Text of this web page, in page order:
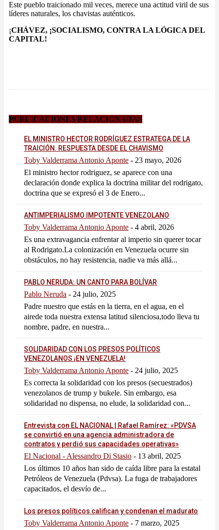
Este pueblo traicionado mil veces, merece una actitud viril de sus
líderes naturales, los chavistas auténticos.
¡CHÁVEZ, ¡SOCIALISMO, CONTRA LA LÓGICA DEL
CAPITAL!
PUBLICACIONES RELACIONADAS
EL MINISTRO HECTOR RODRÍGUEZ ESTRATEGA DE LA
TRAICIÓN. RESPUESTA DESDE EL CHAVISMO
Toby Valderrama Antonio Aponte - 23 mayo, 2026
El ministro hector rodriguez, se aparece con una
declaración donde explica la doctrina militar del rodrigato,
doctrina que se expresó el 3 de Enero...
ANTIMPERIALISMO IMPOTENTE VENEZOLANO
Toby Valderrama Antonio Aponte - 4 abril, 2026
Es una extravagancia enfrentar al imperio sin querer tocar
al Rodrigato.La colonización en Venezuela ocurre sin
obstáculos, no hay resistencia, nadie va más allá...
PABLO NERUDA: UN CANTO PARA BOLÍVAR
Pablo Neruda - 24 julio, 2025
Padre nuestro que estás en la tierra, en el agua, en el
airede toda nuestra extensa latitud silenciosa,todo lleva tu
nombre, padre, en nuestra...
SOLIDARIDAD CON LOS PRESOS POLÍTICOS
VENEZOLANOS ¡EN VENEZUELA!
Toby Valderrama Antonio Aponte - 24 julio, 2025
Es correcta la solidaridad con los presos (secuestrados)
venezolanos de trump y bukele. Sin embargo, esa
solidaridad no dispensa, no elude, la solidaridad con...
Entrevista con EL NACIONAL | Rafael Ramírez: «PDVSA
se convirtió en una agencia administradora de
contratos y perdió sus capacidades operativas»
El Nacional - Alessandro Di Stasio - 13 abril, 2025
Los últimos 10 años han sido de caída libre para la estatal
Petróleos de Venezuela (Pdvsa). La fuga de trabajadores
capacitados, el desvío de...
Los presos políticos califican y condenan el madurato
Toby Valderrama Antonio Aponte - 7 marzo, 2025